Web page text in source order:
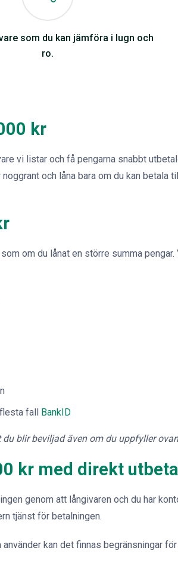
som du kan jämföra i lugn och
ro.
kr
vi listar och få pengarna snabbt
och låna bara om du kan betala
om du lånat en större summa
fall BankID
blir beviljad även om du uppfyller
kr med direkt
genom att långivaren och du har
tjänst för betalningen.
kan det finnas begränsningar